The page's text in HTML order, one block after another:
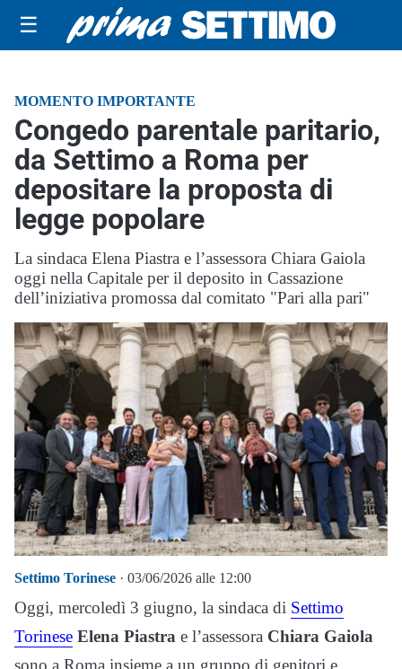
☰
MOMENTO IMPORTANTE
Congedo parentale paritario,
da Settimo a Roma per
depositare la proposta di
legge popolare
La sindaca Elena Piastra e l’assessora Chiara Gaiola
oggi nella Capitale per il deposito in Cassazione
dell’iniziativa promossa dal comitato "Pari alla pari"
Settimo Torinese · 03/06/2026 alle 12:00
Oggi, mercoledì 3 giugno, la sindaca di Settimo
Torinese Elena Piastra e l’assessora Chiara Gaiola
sono a Roma insieme a un gruppo di genitori e